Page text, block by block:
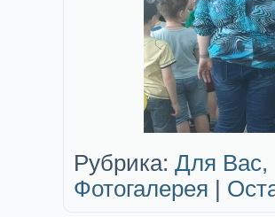
Рубрика: Для Вас,
Фотогалерея